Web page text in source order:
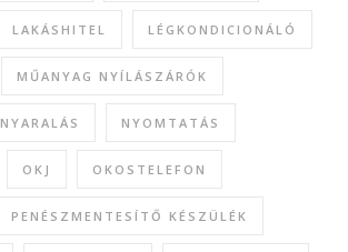
LAKÁSHITEL LÉGKONDICIONÁLÓ
MŰANYAG NYÍLÁSZÁRÓK
NYARALÁS NYOMTATÁS
OKJ OKOSTELEFON
PENÉSZMENTESÍTŐ KÉSZÜLÉK